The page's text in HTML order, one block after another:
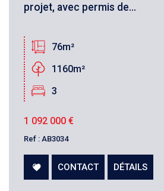
projet, avec permis de...
76m²
1160m²
3
1 092 000 €
Ref : AB3034
CONTACT DÉTAILS